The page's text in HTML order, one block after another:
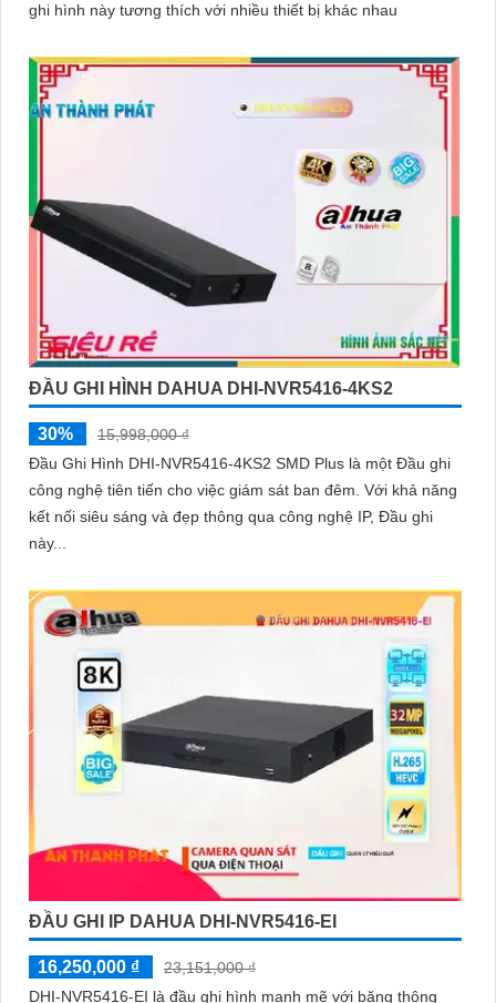
ghi hình này tương thích với nhiều thiết bị khác nhau
ĐẦU GHI HÌNH DAHUA DHI-NVR5416-4KS2
30%
15,998,000 ₫
Đầu Ghi Hình DHI-NVR5416-4KS2 SMD Plus là một Đầu ghi
công nghệ tiên tiến cho việc giám sát ban đêm. Với khả năng
kết nối siêu sáng và đẹp thông qua công nghệ IP, Đầu ghi
này...
ĐẦU GHI IP DAHUA DHI-NVR5416-EI
16,250,000 ₫
23,151,000 ₫
DHI-NVR5416-EI là đầu ghi hình mạnh mẽ với băng thông